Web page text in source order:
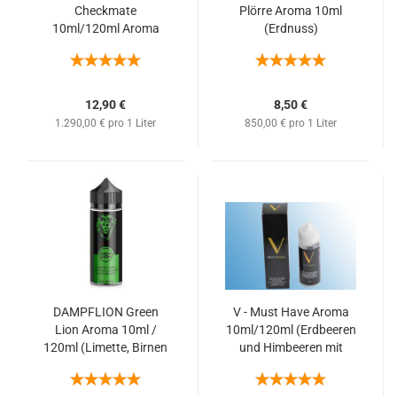
Checkmate
10ml/120ml Aroma
Eistee)
12,90 €
1.290,00 € pro 1 Liter
Plörre Aroma 10ml
(Erdnuss)
8,50 €
850,00 € pro 1 Liter
DAMPFLION Green
Lion Aroma 10ml /
120ml (Limette, Birnen
V - Must Have Aroma
10ml/120ml (Erdbeeren
und Himbeeren mit